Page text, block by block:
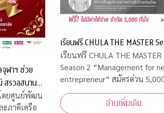
ฬาฯ ช่วย
ดยศูนย์พัฒน
ภาคีเครือ
เรียนฟรี CHULA THE MASTER
เรียนฟรี CHULA THE MASTER
Season 2 “Management for new
entrepreneur” สมัครด่วน 5,000 ที่นั่ง
เท่านั้น
อ่านเพิ่มเติม